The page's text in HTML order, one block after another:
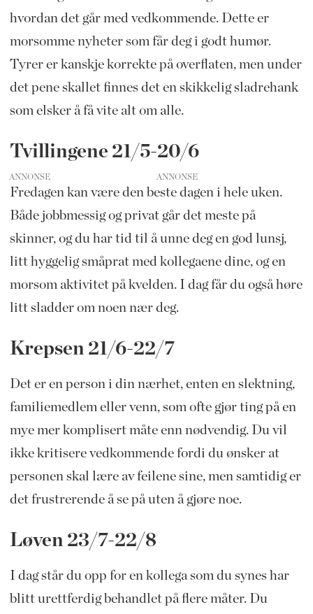
hvordan det går med vedkommende. Dette er
morsomme nyheter som får deg i godt humør.
Tyrer er kanskje korrekte på overflaten, men under
det pene skallet finnes det en skikkelig sladrehank
som elsker å få vite alt om alle.
Tvillingene 21/5-20/6
ANNONSE
Fredagen kan være den beste dagen i hele uken.
Både jobbmessig og privat går det meste på
skinner, og du har tid til å unne deg en god lunsj,
litt hyggelig småprat med kollegaene dine, og en
morsom aktivitet på kvelden. I dag får du også høre
litt sladder om noen nær deg.
Krepsen 21/6-22/7
Det er en person i din nærhet, enten en slektning,
familiemedlem eller venn, som ofte gjør ting på en
mye mer komplisert måte enn nødvendig. Du vil
ikke kritisere vedkommende fordi du ønsker at
personen skal lære av feilene sine, men samtidig er
det frustrerende å se på uten å gjøre noe.
Løven 23/7-22/8
I dag står du opp for en kollega som du synes har
blitt urettferdig behandlet på flere måter. Du